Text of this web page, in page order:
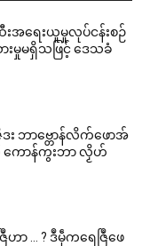
းအရေးယူမှုလုပ်ငန်းစဉ်
ားမှုမရှိသဖြင့် ဒေသခံ
း ဘာဗ္တောန်လိက်ဖောအ်
ကောန်ကွးဘာ လၟိဟ်
ဟာ … ? ဒဳမဵုကရေဇြဳဖေ